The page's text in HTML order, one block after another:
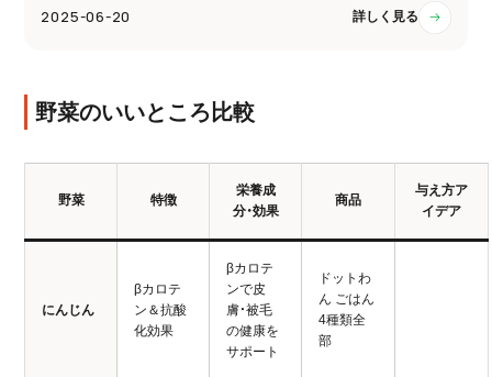
2025-06-20 詳しく見る
野菜のいいところ比較
野菜 特徴
栄養成
分・効果
商品
与え方ア
イデア
にんじん
βカロテ
ン＆抗酸
化効果
βカロテ
ンで皮
膚・被毛
の健康を
サポート
ドットわ
ん ごはん
4種類全
部